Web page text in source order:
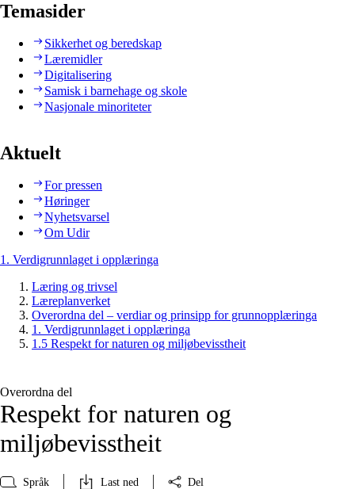
Temasider
Sikkerhet og beredskap
Læremidler
Digitalisering
Samisk i barnehage og skole
Nasjonale minoriteter
Aktuelt
For pressen
Høringer
Nyhetsvarsel
Om Udir
1. Verdigrunnlaget i opplæringa
Læring og trivsel
Læreplanverket
Overordna del – verdiar og prinsipp for grunnopplæringa
1. Verdigrunnlaget i opplæringa
1.5 Respekt for naturen og miljøbevisstheit
Overordna del
Respekt for naturen og
miljøbevisstheit
Språk Last ned Del